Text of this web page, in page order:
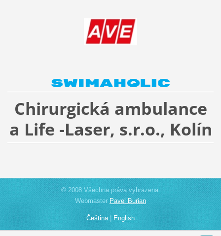
Chirurgická ambulance
a Life -Laser, s.r.o., Kolín
© 2008 Všechna práva vyhrazena.
WebmasterPavel Burian
Čeština|English